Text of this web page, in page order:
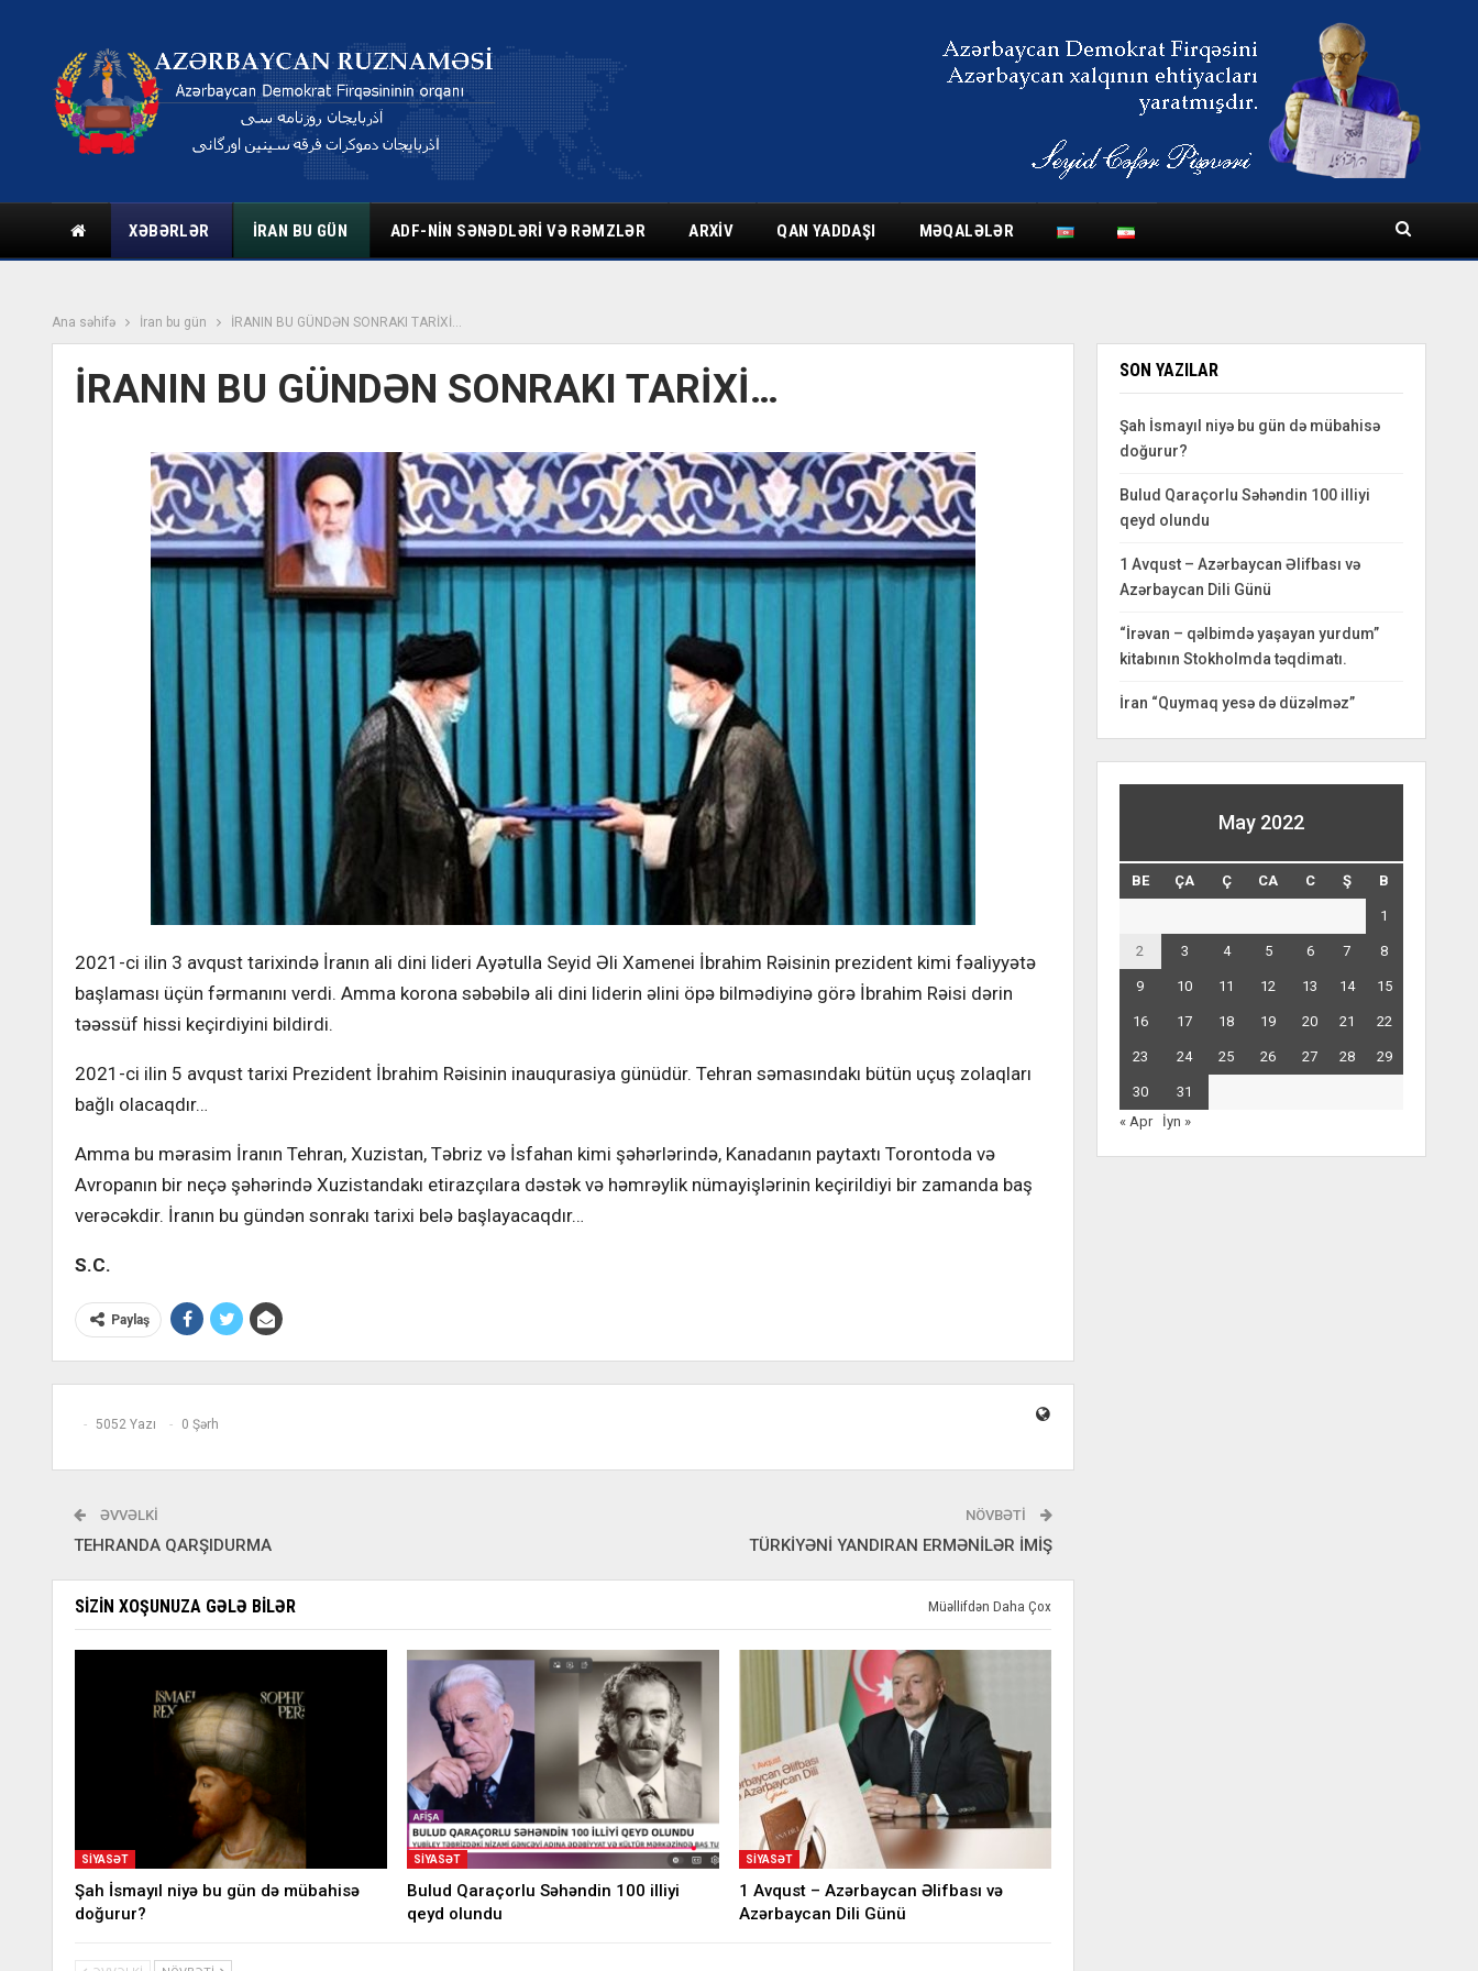
XƏBƏRLƏR İRAN BU GÜN ADF-NIN SƏNƏDLƏRI VƏ RƏMZLƏR ARXIV QAN YADDAŞI MƏQALƏLƏR
Ana səhifə İran bu gün İRANIN BU GÜNDƏN SONRAKI TARİXİ…
İRANIN BU GÜNDƏN SONRAKI TARİXİ…
2021-ci ilin 3 avqust tarixində İranın ali dini lideri Ayətulla Seyid Əli Xamenei İbrahim Rəisinin prezident kimi fəaliyyətə
başlaması üçün fərmanını verdi. Amma korona səbəbilə ali dini liderin əlini öpə bilmədiyinə görə İbrahim Rəisi dərin
təəssüf hissi keçirdiyini bildirdi.
2021-ci ilin 5 avqust tarixi Prezident İbrahim Rəisinin inauqurasiya günüdür. Tehran səmasındakı bütün uçuş zolaqları
bağlı olacaqdır…
Amma bu mərasim İranın Tehran, Xuzistan, Təbriz və İsfahan kimi şəhərlərində, Kanadanın paytaxtı Torontoda və
Avropanın bir neçə şəhərində Xuzistandakı etirazçılara dəstək və həmrəylik nümayişlərinin keçirildiyi bir zamanda baş
verəcəkdir. İranın bu gündən sonrakı tarixi belə başlayacaqdır…
S.C.
Paylaş
5052 Yazı 0 Şərh
ƏVVƏLKI
TEHRANDA QARŞIDURMA
NÖVBƏTI
TÜRKİYƏNİ YANDIRAN ERMƏNİLƏR İMİŞ
SIZIN XOŞUNUZA GƏLƏ BILƏR Müəllifdən Daha Çox
SIYASƏT
Şah İsmayıl niyə bu gün də mübahisə
doğurur?
SIYASƏT
Bulud Qaraçorlu Səhəndin 100 illiyi
qeyd olundu
SIYASƏT
1 Avqust – Azərbaycan Əlifbası və
Azərbaycan Dili Günü
SON YAZILAR
Şah İsmayıl niyə bu gün də mübahisə
doğurur?
Bulud Qaraçorlu Səhəndin 100 illiyi
qeyd olundu
1 Avqust – Azərbaycan Əlifbası və
Azərbaycan Dili Günü
“İrəvan – qəlbimdə yaşayan yurdum”
kitabının Stokholmda təqdimatı.
İran “Quymaq yesə də düzəlməz”
May 2022
BE ÇA Ç CA C Ş B
1
2 3 4 5 6 7 8
9 10 11 12 13 14 15
16 17 18 19 20 21 22
23 24 25 26 27 28 29
30
31
« Apr
İyn »